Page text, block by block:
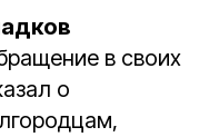
в своих
о